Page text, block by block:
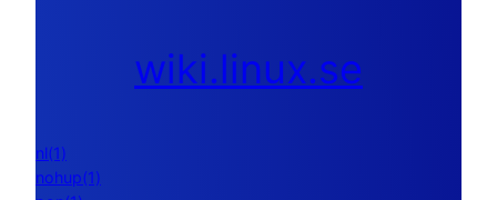
wiki.linux.se
nl(1)
nohup(1)